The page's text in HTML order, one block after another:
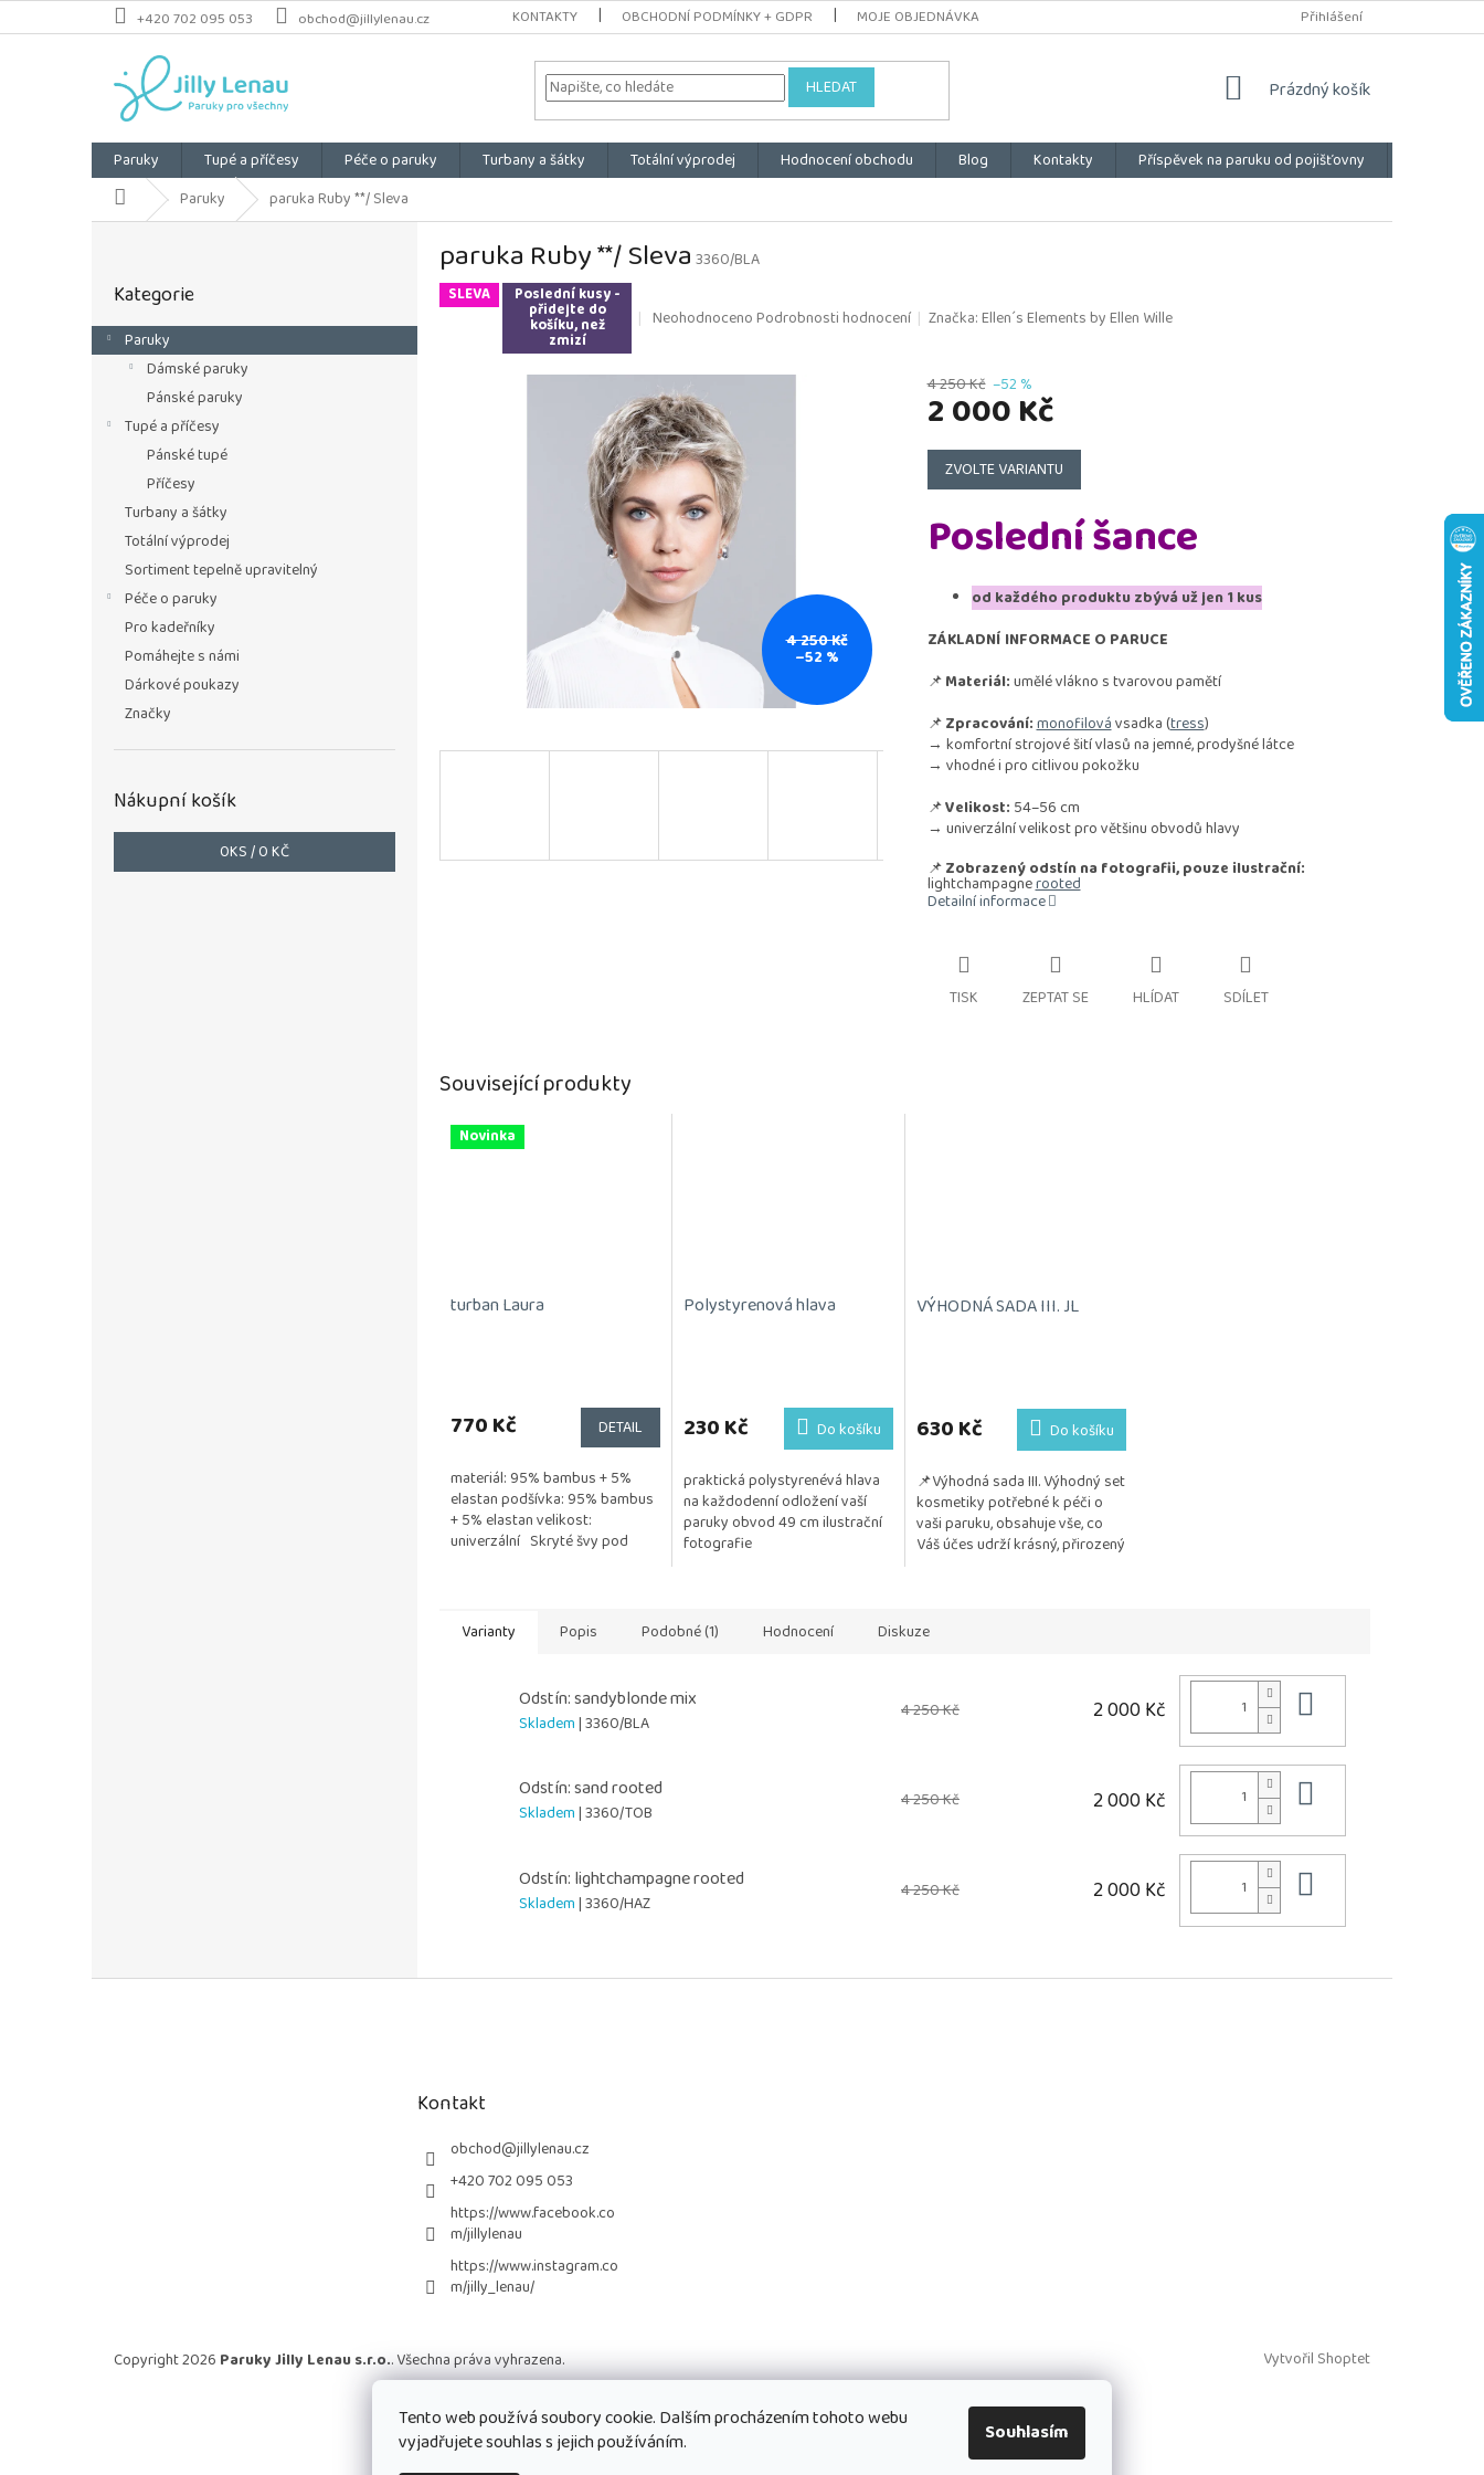
Tento web používá soubory cookie. Dalším procházením tohoto webu
vyjadřujete souhlas s jejich používáním.
Souhlasím
Přejít
na
+420 702 095 053 obchod@jillylenau.cz KONTAKTY OBCHODNÍ PODMÍNKY + GDPR MOJE OBJEDNÁVKA Přihlášení
HLEDAT
NÁKUPNÍ
Prázdný košík
Paruky Tupé a příčesy Péče o paruky Turbany a šátky Totální výprodej Hodnocení obchodu Blog Kontakty Příspěvek na paruku od pojišťovny
Domů Paruky paruka Ruby **/ Sleva
P
r
a
kategorie
Kategorie
Paruky
Dámské paruky
Pánské paruky
Tupé a příčesy
Pánské tupé
Příčesy
Turbany a šátky
Totální výprodej
Sortiment tepelně upravitelný
Péče o paruky
Pro kadeřníky
Pomáhejte s námi
Dárkové poukazy
Značky
Nákupní košík
0KS /0 KČ
paruka Ruby **/ Sleva 3360/BLA
SLEVA Poslední kusy -
přidejte do
košíku, než
zmizí
Průměrné
je
0,0
z
5
hvězdiček.
NeohodnocenoPodrobnosti hodnocení Značka:Ellen´s Elements by Ellen Wille
4 250 Kč
–52 %
4 250 Kč –52 %
2 000 Kč
Měrná
cena:
ZVOLTE VARIANTU
Poslední šance
od každého produktu zbývá už jen 1 kus
ZÁKLADNÍ INFORMACE O PARUCE
📌Materiál:umělé vlákno s tvarovou pamětí
📌Zpracování:monofilovávsadka (tress)
→ komfortní strojové šití vlasů na jemné, prodyšné látce
→ vhodné i pro citlivou pokožku
📌Velikost: 54–56 cm
→ univerzální velikost pro většinu obvodů hlavy
📌Zobrazený odstín na fotografii, pouze ilustrační:
lightchampagnerooted
Detailní informace
TISK ZEPTAT SE HLÍDAT SDÍLET
Související produkty
Novinka
turban Laura
770 Kč DETAIL
materiál: 95% bambus + 5%
elastan podšívka: 95% bambus
+ 5% elastan velikost:
univerzální Skryté švy pod
Polystyrenová hlava
230 Kč Do košíku
praktická polystyrenévá hlava
na každodenní odložení vaší
paruky obvod 49 cm ilustrační
fotografie
VÝHODNÁ SADA III. JL
produktu
je
z
5
hvězdiček.
630 Kč Do košíku
📌Výhodná sada III. Výhodný set
kosmetiky potřebné k péči o
vaši paruku, obsahuje vše, co
Váš účes udrží krásný, přirozený
Varianty
Popis Podobné (1) Hodnocení Diskuze
Odstín: sandyblonde mix
Skladem| 3360/BLA
4 250 Kč 2 000 Kč
Odstín: sand rooted
Skladem| 3360/TOB
4 250 Kč 2 000 Kč
Odstín: lightchampagne rooted
Skladem| 3360/HAZ
4 250 Kč 2 000 Kč
Kontakt
obchod@jillylenau.cz
+420 702 095 053
https://www.facebook.co
m/jillylenau
https://www.instagram.co
m/jilly_lenau/
Vytvořil Shoptet
Copyright 2026 Paruky Jilly Lenau s.r.o.. Všechna práva vyhrazena.